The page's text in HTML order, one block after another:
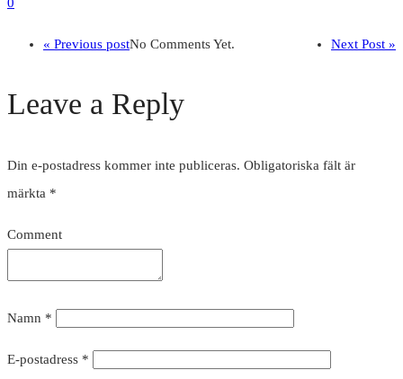
0
« Previous post Next Post »
No Comments Yet.
Leave a Reply
Din e-postadress kommer inte publiceras. Obligatoriska fält är
märkta *
Comment
Namn *
E-postadress *